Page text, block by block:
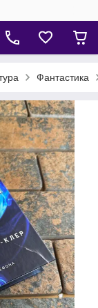
Фантастика